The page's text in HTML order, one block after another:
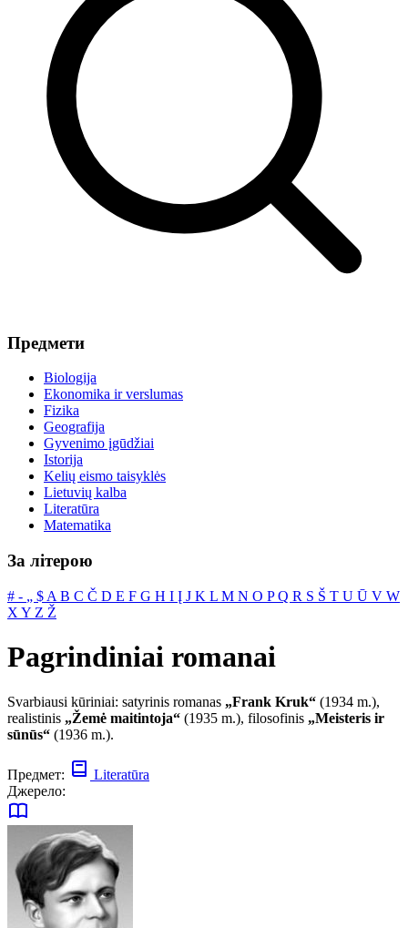
Предмети
Biologija
Ekonomika ir verslumas
Fizika
Geografija
Gyvenimo įgūdžiai
Istorija
Kelių eismo taisyklės
Lietuvių kalba
Literatūra
Matematika
За літерою
# ‐ „ $ A B C Č D E F G H I Į J K L M N O PQ R S Š T U Ū V W
X Y Z Ž
Pagrindiniai romanai
Svarbiausi kūriniai: satyrinis romanas „Frank Kruk“ (1934 m.),
realistinis „Žemė maitintoja“ (1935 m.), filosofinis „Meisteris ir
sūnūs“ (1936 m.).
Предмет:
Literatūra
Джерело: